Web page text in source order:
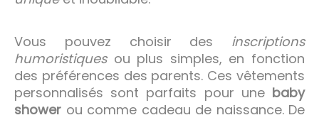
Vous pouvez choisir des inscriptions
humoristiquesou plus simples, en fonction
des préférences des parents. Ces vêtements
personnalisés sont parfaits pour une baby
shower ou comme cadeau de naissance. De